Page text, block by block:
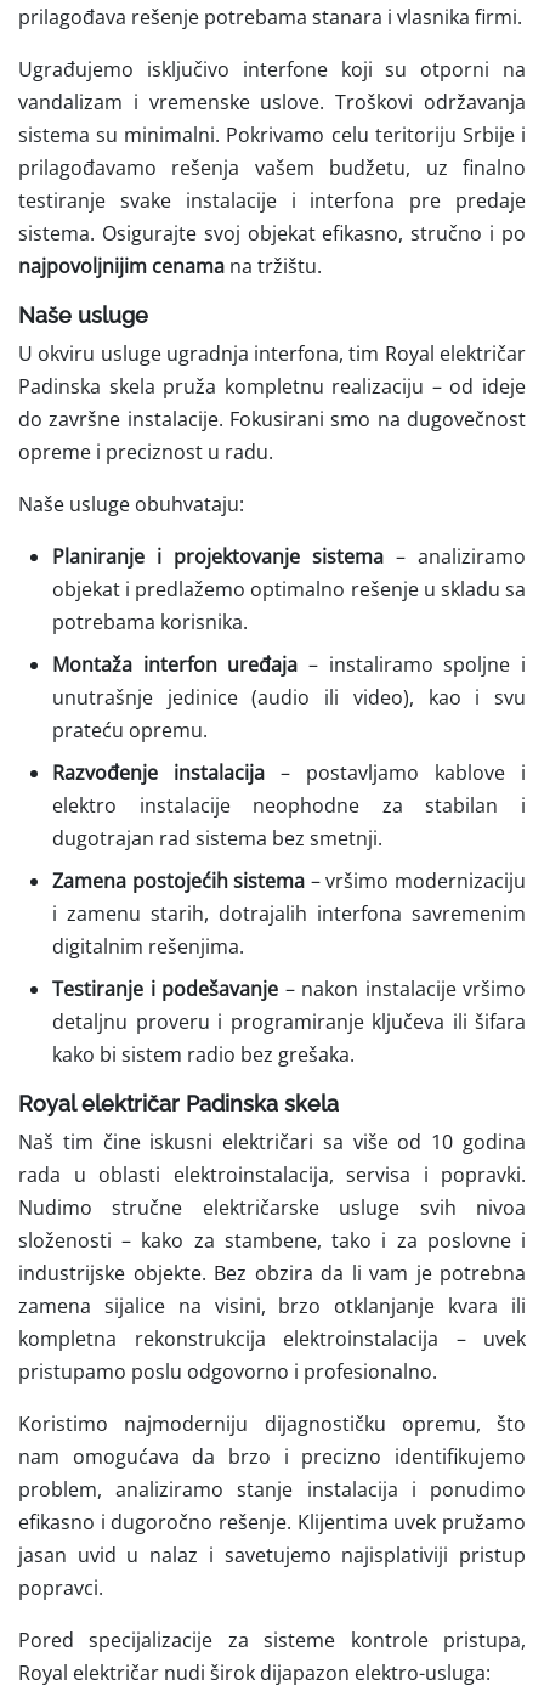
prilagođava rešenje potrebama stanara i vlasnika firmi.
Ugrađujemo isključivo interfone koji su otporni na
vandalizam i vremenske uslove. Troškovi održavanja
sistema su minimalni. Pokrivamo celu teritoriju Srbije i
prilagođavamo rešenja vašem budžetu, uz finalno
testiranje svake instalacije i interfona pre predaje
sistema. Osigurajte svoj objekat efikasno, stručno i po
najpovoljnijim cenama na tržištu.
Naše usluge
U okviru usluge ugradnja interfona, tim Royal električar
Padinska skela pruža kompletnu realizaciju – od ideje
do završne instalacije. Fokusirani smo na dugovečnost
opreme i preciznost u radu.
Naše usluge obuhvataju:
Planiranje i projektovanje sistema – analiziramo
objekat i predlažemo optimalno rešenje u skladu sa
potrebama korisnika.
Montaža interfon uređaja – instaliramo spoljne i
unutrašnje jedinice (audio ili video), kao i svu
prateću opremu.
Razvođenje instalacija – postavljamo kablove i
elektro instalacije neophodne za stabilan i
dugotrajan rad sistema bez smetnji.
Zamena postojećih sistema – vršimo modernizaciju
i zamenu starih, dotrajalih interfona savremenim
digitalnim rešenjima.
Testiranje i podešavanje – nakon instalacije vršimo
detaljnu proveru i programiranje ključeva ili šifara
kako bi sistem radio bez grešaka.
Royal električar Padinska skela
Naš tim čine iskusni električari sa više od 10 godina
rada u oblasti elektroinstalacija, servisa i popravki.
Nudimo stručne električarske usluge svih nivoa
složenosti – kako za stambene, tako i za poslovne i
industrijske objekte. Bez obzira da li vam je potrebna
zamena sijalice na visini, brzo otklanjanje kvara ili
kompletna rekonstrukcija elektroinstalacija – uvek
pristupamo poslu odgovorno i profesionalno.
Koristimo najmoderniju dijagnostičku opremu, što
nam omogućava da brzo i precizno identifikujemo
problem, analiziramo stanje instalacija i ponudimo
efikasno i dugoročno rešenje. Klijentima uvek pružamo
jasan uvid u nalaz i savetujemo najisplativiji pristup
popravci.
Pored specijalizacije za sisteme kontrole pristupa,
Royal električar nudi širok dijapazon elektro-usluga: